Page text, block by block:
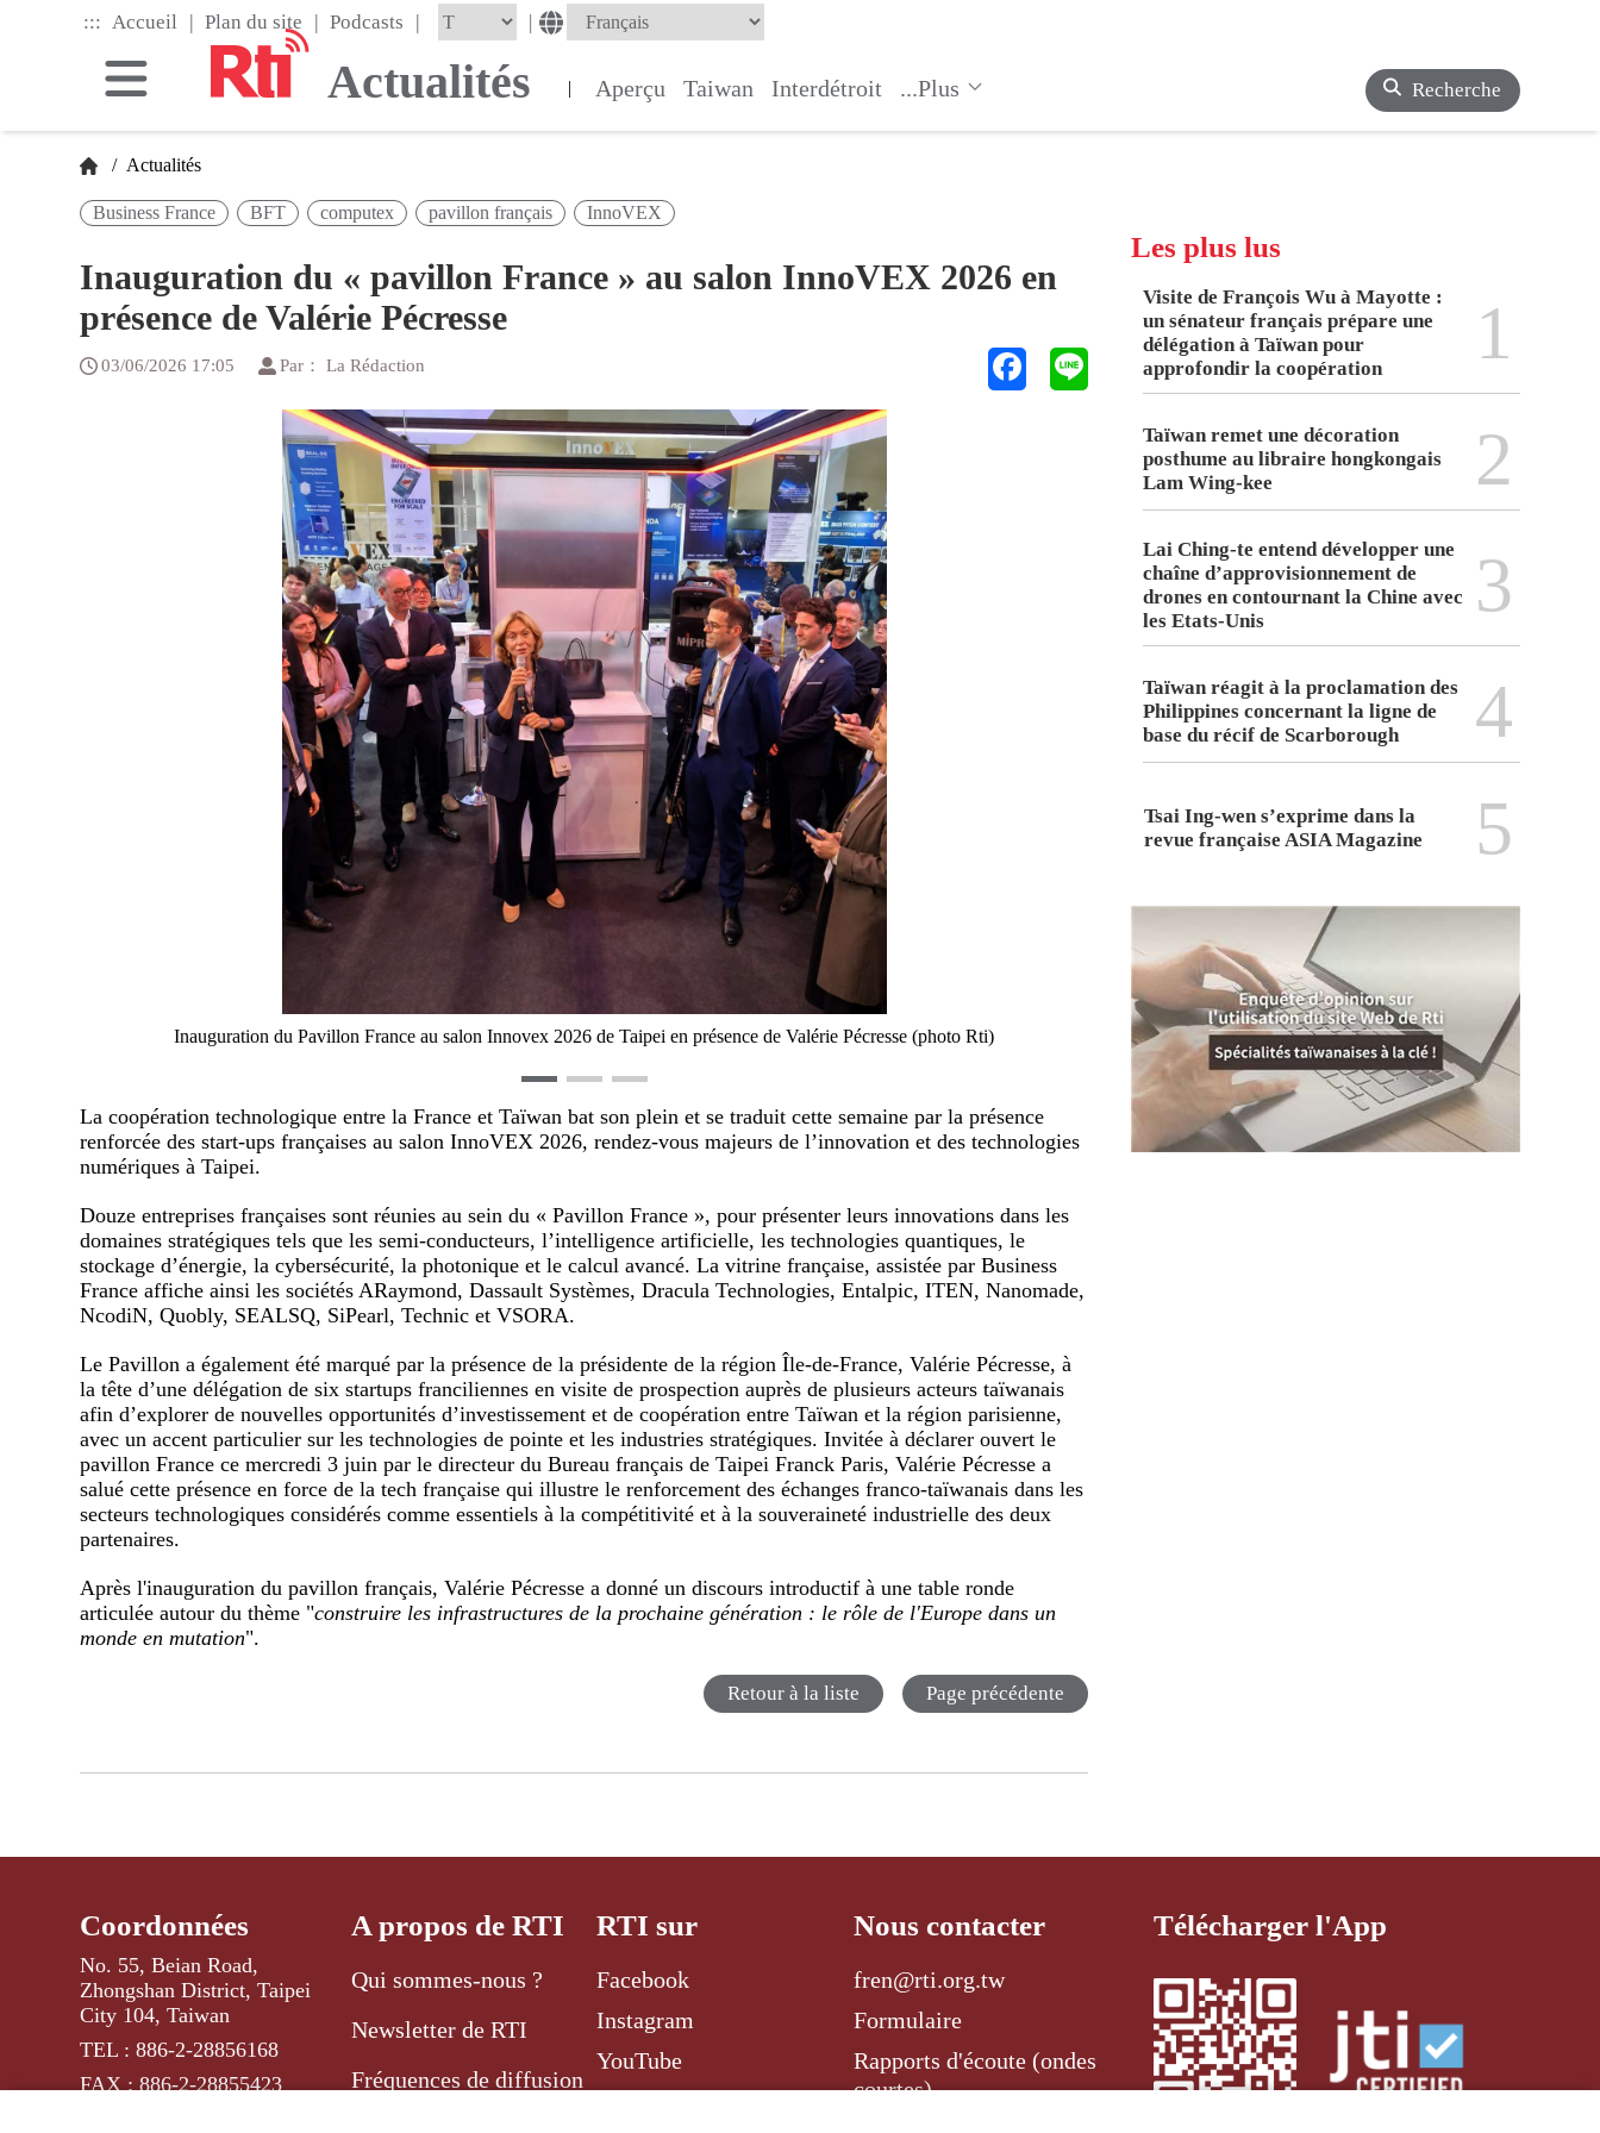
::: Accueil | Plan du site | Podcasts | |
Actualités | Aperçu Taiwan Interdétroit ...Plus Recherche
/ Actualités
Business France BFT computex pavillon français InnoVEX
Inauguration du « pavillon France » au salon InnoVEX 2026 en
présence de Valérie Pécresse
03/06/2026 17:05 Par： La Rédaction
Inauguration du Pavillon France au salon Innovex 2026 de Taipei en présence de Valérie Pécresse (photo Rti)
Innovex 2026 : Keynote de Valérie Pécresse sur le rôle de
La coopération technologique entre la France et Taïwan bat son plein et se traduit cette semaine par la présence
renforcée des start-ups françaises au salon InnoVEX 2026, rendez-vous majeurs de l’innovation et des technologies
numériques à Taipei.
Douze entreprises françaises sont réunies au sein du « Pavillon France », pour présenter leurs innovations dans les
domaines stratégiques tels que les semi-conducteurs, l’intelligence artificielle, les technologies quantiques, le
stockage d’énergie, la cybersécurité, la photonique et le calcul avancé. La vitrine française, assistée par Business
France affiche ainsi les sociétés ARaymond, Dassault Systèmes, Dracula Technologies, Entalpic, ITEN, Nanomade,
NcodiN, Quobly, SEALSQ, SiPearl, Technic et VSORA.
Le Pavillon a également été marqué par la présence de la présidente de la région Île-de-France, Valérie Pécresse, à
la tête d’une délégation de six startups franciliennes en visite de prospection auprès de plusieurs acteurs taïwanais
afin d’explorer de nouvelles opportunités d’investissement et de coopération entre Taïwan et la région parisienne,
avec un accent particulier sur les technologies de pointe et les industries stratégiques. Invitée à déclarer ouvert le
pavillon France ce mercredi 3 juin par le directeur du Bureau français de Taipei Franck Paris, Valérie Pécresse a
salué cette présence en force de la tech française qui illustre le renforcement des échanges franco-taïwanais dans les
secteurs technologiques considérés comme essentiels à la compétitivité et à la souveraineté industrielle des deux
partenaires.
Après l'inauguration du pavillon français, Valérie Pécresse a donné un discours introductif à une table ronde
articulée autour du thème "construire les infrastructures de la prochaine génération : le rôle de l'Europe dans un
monde en mutation".
Retour à la liste Page précédente
Les plus lus
Visite de François Wu à Mayotte :
un sénateur français prépare une
délégation à Taïwan pour
approfondir la coopération
1
Taïwan remet une décoration
posthume au libraire hongkongais
Lam Wing-kee
2
Lai Ching-te entend développer une
chaîne d’approvisionnement de
drones en contournant la Chine avec
les Etats-Unis
3
Taïwan réagit à la proclamation des
Philippines concernant la ligne de
base du récif de Scarborough
4
Tsai Ing-wen s’exprime dans la
revue française ASIA Magazine
5
Coordonnées
No. 55, Beian Road,
Zhongshan District, Taipei
City 104, Taiwan
TEL : 886-2-28856168
FAX : 886-2-28855423
A propos de RTI
Qui sommes-nous ?
Newsletter de RTI
Fréquences de diffusion
RTI sur
Facebook
Instagram
YouTube
Nous contacter
fren@rti.org.tw
Formulaire
Rapports d'écoute (ondes
courtes)
Télécharger l'App